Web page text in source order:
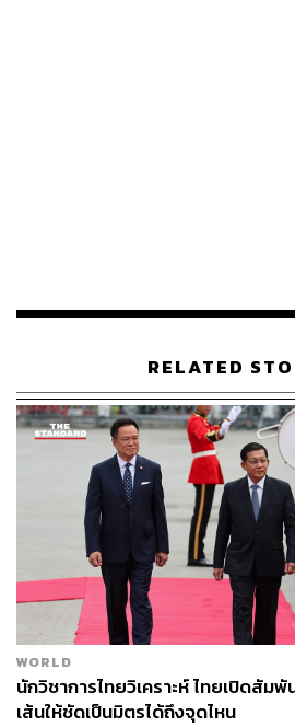
ส่วนเกี่ยวข้องในการสนับสนุนการก่อ
สถาบันการเงินตรวจสอบเส้นทางการ
หากพบว่ามีการกระทำเป็นไปตามที่
การทันที
ด้านตัวแทนสมาคมธนาคารไทย ชี้แจ
รายงานดังกล่าวค่อนข้างรุนแรง เนื่
แหล่งธุรกรรมหลัก แต่จริงๆ ไม่มีข้อ
ตามขั้นตอนและหน้าที่ โดยยืนยันว่
ยุทโธปกรณ์เพื่อมาละเมิดสิทธิมนุษ
ว่ากระบวนการต่างๆ ต้องตรวจสอบ
หรือไม่ แต่เข้าใจว่ารัฐบาลเมียนมา
การหลบหลีก ทั้งการมีนอมินี เปิดบัญ
ธนาคารมีการดำเนินการตรวจสอบอ
RELATED
WORLD
นักวิชาการไทยวิเคราะห์ ไทยเปิดสัม
เส้นให้ชัดเป็นมิตรได้ถึงจุดไหน